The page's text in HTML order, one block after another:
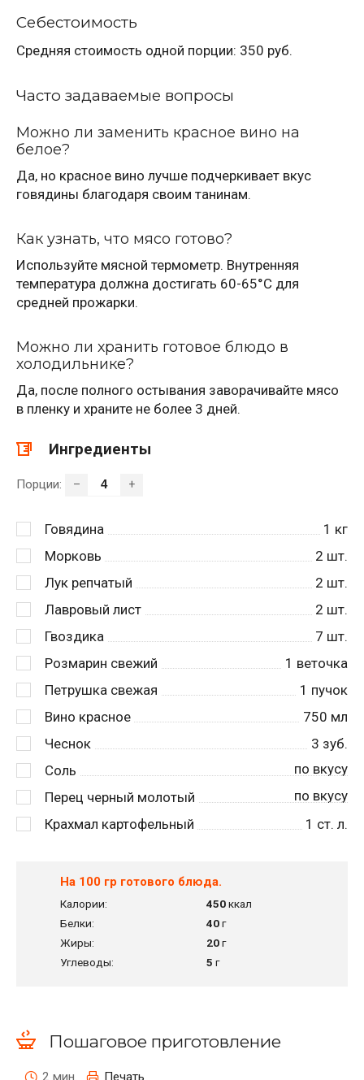
Себестоимость
Средняя стоимость одной порции: 350 руб.
Часто задаваемые вопросы
Можно ли заменить красное вино на
белое?
Да, но красное вино лучше подчеркивает вкус
говядины благодаря своим танинам.
Как узнать, что мясо готово?
Используйте мясной термометр. Внутренняя
температура должна достигать 60-65°C для
средней прожарки.
Можно ли хранить готовое блюдо в
холодильнике?
Да, после полного остывания заворачивайте мясо
в пленку и храните не более 3 дней.
Ингредиенты
Порции: – +
Говядина 1 кг
Морковь
2 шт.
Лук репчатый
2 шт.
Лавровый лист
2 шт.
Гвоздика
7 шт.
Розмарин свежий
1 веточка
Петрушка свежая
1 пучок
Вино красное
750 мл
Чеснок
3 зуб.
Соль
по вкусу
Перец черный молотый
по вкусу
Крахмал картофельный
1 ст. л.
На 100 гр готового блюда.
Калории: 450ккал
Белки:
40г
Жиры:
20г
Углеводы:
5 г
Пошаговое приготовление
2 мин. Печать